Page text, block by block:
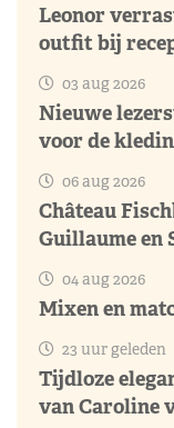
Leonor
outfit bij
03 aug 2026
Nieuwe
voor de
06 aug 2026
Château
Guillaume en
04 aug 2026
Mixen en
23 uur geleden
Tijdloze
van Caroline